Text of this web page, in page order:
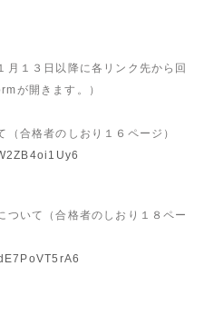
月１３日以降に各リンク先から回
が開きます。）
合格者のしおり１６ページ）
ついて（合格者のしおり１８ペー